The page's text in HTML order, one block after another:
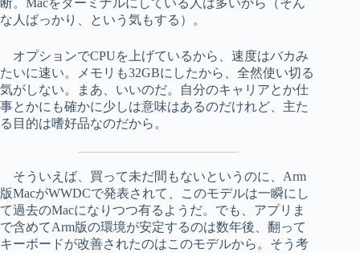
断。Macをターミナルにしている人は多いから（そん
な人ばっかり、という気もする）。
オプションでCPUを上げているから、速度はバカみ
たいに速い。メモリも32GBにしたから、全然使い切る
気がしない。まあ、いいのだ。自分のキャリアとか仕
事とかにも確かに少しは意味はあるのだけれど、主た
る目的は嗜好品なのだから。
そういえば、買って未だ間もないというのに、Arm
版MacがWWDCで発表されて、このモデルは一瞬にし
て過去のMacになりつつ有るようだ。でも、アプリま
で含めてArm版の環境が安定するのは数年後、翻って
キーボードが改善されたのはこのモデルから。そう考